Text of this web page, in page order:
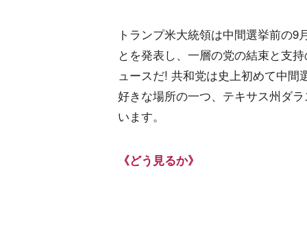
トランプ米大統領は中間選挙前の
とを発表し、一層の党の結束と支
ュースだ! 共和党は史上初めて中
好きな場所の一つ、テキサス州ダ
います。
《どう見るか》